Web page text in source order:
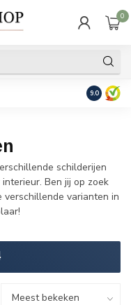
0
Achteraf
9.0
schilderijen
Ben jij op zoek
verschillende varianten in